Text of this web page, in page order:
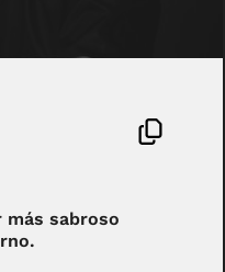
más sabroso